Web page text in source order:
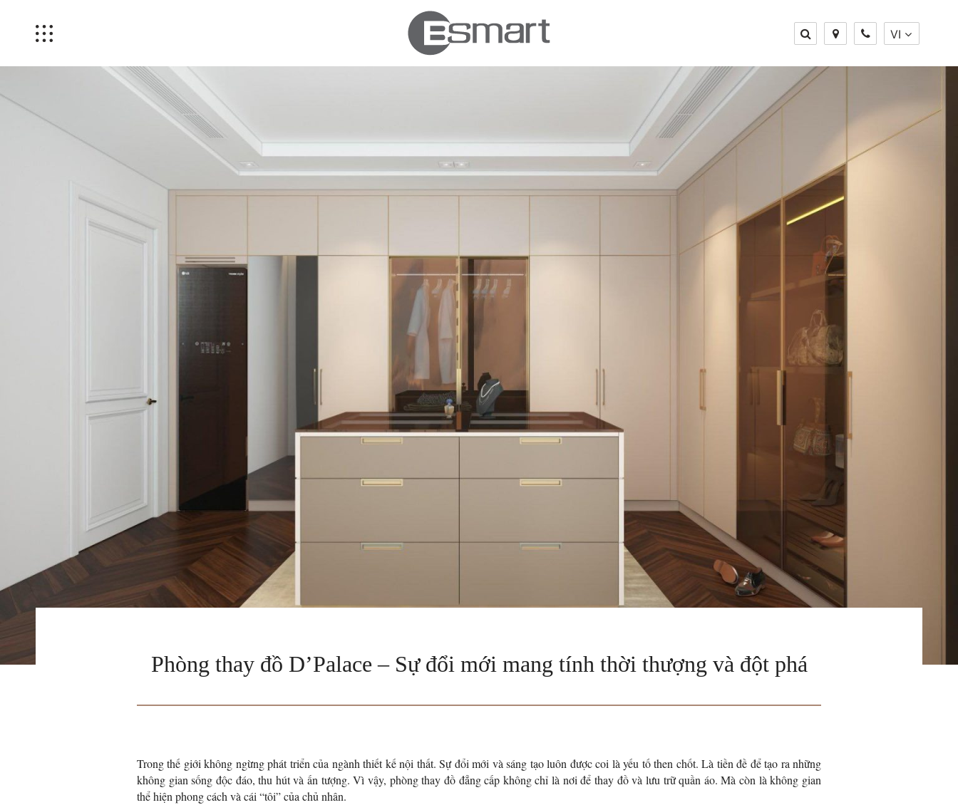
VI
Thay đổi
Phòng thay đồ D’Palace – Sự đổi mới mang tính thời thượng và đột phá
Trong thế giới không ngừng phát triển của ngành thiết kế nội thất. Sự đổi mới và sáng tạo luôn được coi là yếu tố then chốt. Là tiền đề để tạo ra những
không gian sống độc đáo, thu hút và ấn tượng. Vì vậy, phòng thay đồ đẳng cấp không chỉ là nơi để thay đồ và lưu trữ quần áo. Mà còn là không gian
thể hiện phong cách và cái “tôi” của chủ nhân.